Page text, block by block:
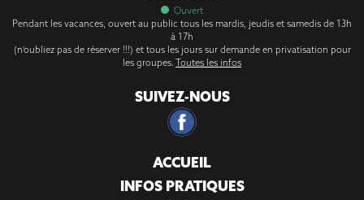
Ouvert
Pendant les vacances, ouvert au public tous les mardis, jeudis et samedis de 13h
à 17h
(n'oubliez pas de réserver !!!) et tous les jours sur demande en privatisation pour
les groupes.Toutes les infos
SUIVEZ-NOUS
ACCUEIL
INFOS PRATIQUES